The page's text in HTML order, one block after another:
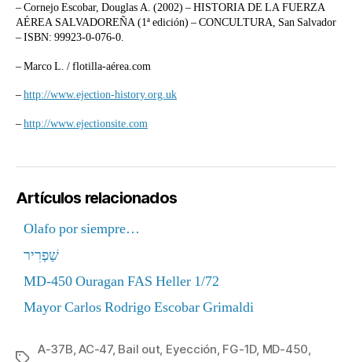
– Cornejo Escobar, Douglas A. (2002) – HISTORIA DE LA FUERZA
AÉREA SALVADOREÑA (1ª edición) – CONCULTURA, San Salvador
– ISBN: 99923-0-076-0.
– Marco L. / flotilla-aérea.com
–http://www.ejection-history.org.uk
–http://www.ejectionsite.com
Artículos relacionados
Olafo por siempre…
שַׁפְרִיר
MD-450 Ouragan FAS Heller 1/72
Mayor Carlos Rodrigo Escobar Grimaldi
Etiquetas
A-37B ,AC-47, Bail out, Eyección FG-1D, MD-450